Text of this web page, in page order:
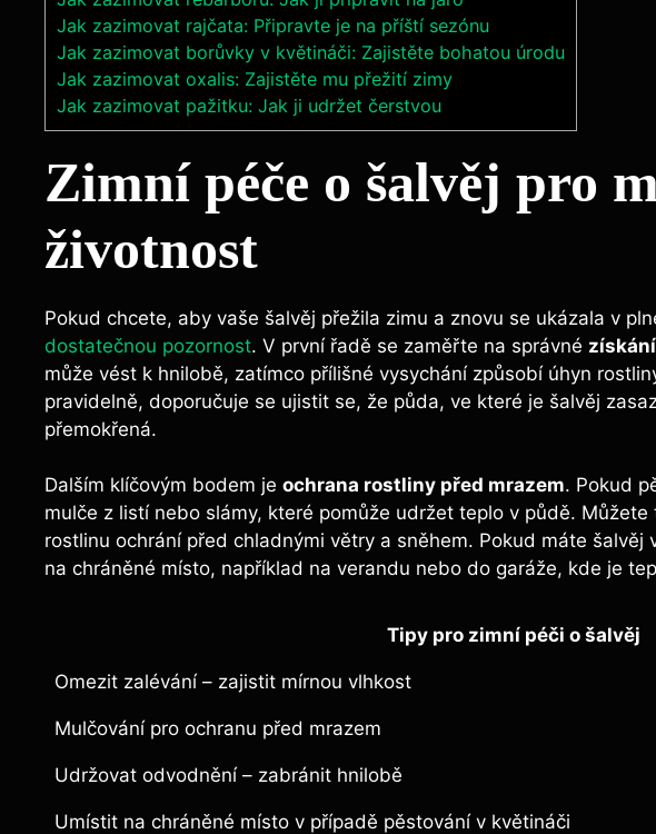
Jak zazimovat rajčata: Připravte je na příští sezónu
Jak zazimovat borůvky v květináči: Zajistěte bohatou úrodu
Jak zazimovat oxalis: Zajistěte mu přežití zimy
Jak zazimovat pažitku: Jak ji udržet čerstvou
Zimní péče o šalvěj pro
životnost
Pokud chcete, aby vaše šalvěj přežila zimu a znovu se ukázala v
dostatečnou pozornost. V první řadě se zaměřte na správné
může vést k hnilobě, zatímco přílišné vysychání způsobí úhyn
pravidelně, doporučuje se ujistit se, že půda, ve které je šalvěj
přemokřená.
Dalším klíčovým bodem je ochrana rostliny před mrazem. Pokud
mulče z listí nebo slámy, které pomůže udržet teplo v půdě.
rostlinu ochrání před chladnými větry a sněhem. Pokud máte
na chráněné místo, například na verandu nebo do garáže, kde je
Tipy pro zimní péči o šalvěj
Omezit zalévání – zajistit mírnou vlhkost
Mulčování pro ochranu před mrazem
Udržovat odvodnění – zabránit hnilobě
Umístit na chráněné místo v případě pěstování v květináči